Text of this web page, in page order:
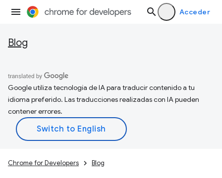
Acceder
Blog
Google utiliza tecnología de IA para traducir contenido a tu
idioma preferido. Las traducciones realizadas con IA pueden
contener errores.
Chrome for Developers Blog